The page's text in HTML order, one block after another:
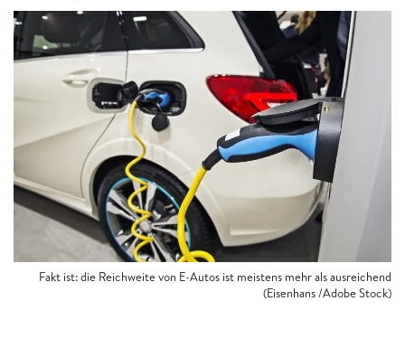
Fakt ist: die Reichweite von E-Autos ist meistens mehr als ausreichend
(Eisenhans /Adobe Stock)